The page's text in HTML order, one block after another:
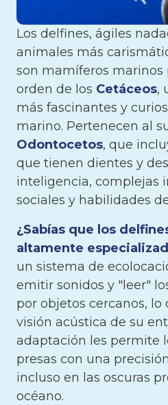
Los delfines, ágiles
animales más
son mamíferos marinos
orden de los Cetáceos,
más fascinantes y
marino. Pertenecen al
Odontocetos, que
que tienen dientes y
inteligencia, complejas
sociales y habilidades
¿Sabías que los
altamente
un sistema de
emitir sonidos y "leer"
por objetos cercanos, lo
visión acústica de su
adaptación les permite
presas con una
incluso en las oscuras
océano.